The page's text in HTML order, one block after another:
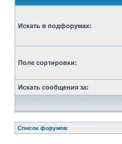
Искать в подфорумах:
Поле сортировки:
Искать сообщения за:
Список форумов